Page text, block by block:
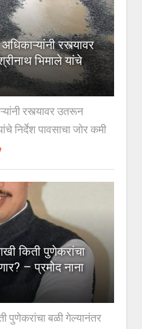
रस्त्यावर
भिमाले यांचे
रस्त्यावर उतरून
निर्देश पावसाचा जोर कमी
किती पुणेकरांचा
– प्रमोद नाना
बळी गेल्यानंतर